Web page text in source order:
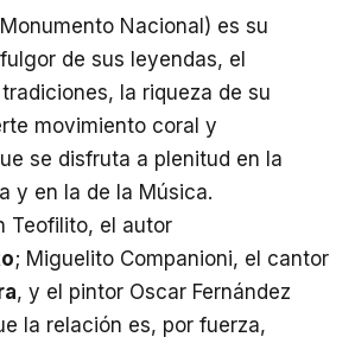
Nacional) es su
de sus leyendas, el
la riqueza de su
movimiento coral y
se disfruta a plenitud en la
y en la de la Música.
Teofilito, el autor
; Miguelito Companioni, el cantor
, y el pintor Oscar Fernández
la relación es, por fuerza,